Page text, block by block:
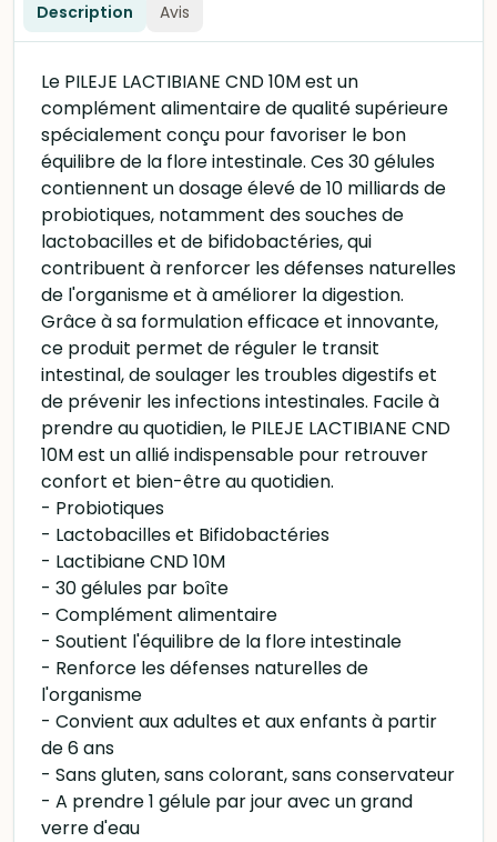
Description Avis
Le PILEJE LACTIBIANE CND 10M est un
complément alimentaire de qualité supérieure
spécialement conçu pour favoriser le bon
équilibre de la flore intestinale. Ces 30 gélules
contiennent un dosage élevé de 10 milliards de
probiotiques, notamment des souches de
lactobacilles et de bifidobactéries, qui
contribuent à renforcer les défenses naturelles
de l'organisme et à améliorer la digestion.
Grâce à sa formulation efficace et innovante,
ce produit permet de réguler le transit
intestinal, de soulager les troubles digestifs et
de prévenir les infections intestinales. Facile à
prendre au quotidien, le PILEJE LACTIBIANE CND
10M est un allié indispensable pour retrouver
confort et bien-être au quotidien.
- Probiotiques
- Lactobacilles et Bifidobactéries
- Lactibiane CND 10M
- 30 gélules par boîte
- Complément alimentaire
- Soutient l'équilibre de la flore intestinale
- Renforce les défenses naturelles de
l'organisme
- Convient aux adultes et aux enfants à partir
de 6 ans
- Sans gluten, sans colorant, sans conservateur
- A prendre 1 gélule par jour avec un grand
verre d'eau